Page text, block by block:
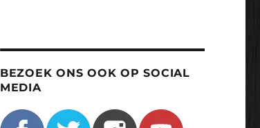
BEZOEK ONS OOK OP SOCIAL
MEDIA